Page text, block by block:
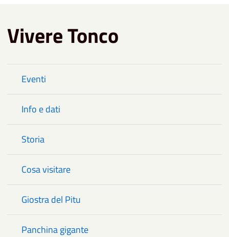
Vivere Tonco
Eventi
Info e dati
Storia
Cosa visitare
Giostra del Pitu
Panchina gigante